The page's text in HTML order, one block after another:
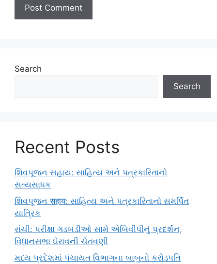
Search
Search
Recent Posts
શિવપૂજન સહાય: સાહિત્ય અને પત્રકારિતાનો
સત્યસાધક
શિવપૂજન सहाय: સાહિત્ય અને પત્રકારિતાનો સમર્પિત
યાત્રિક
રાંચી: પરીક્ષા ગડબડીઓ સામે એબિવીપીનું પ્રદર્શન,
વિધાનસભા ઘેરાવની ચેતવણી
મધ્ય પ્રદેશમાં પંચાયત વિભાગના બાબુનો કરોડપતિ